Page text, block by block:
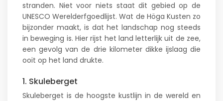
stranden. Niet voor niets staat dit gebied op de
UNESCO Werelderfgoedlijst. Wat de Höga Kusten zo
bijzonder maakt, is dat het landschap nog steeds
in beweging is. Hier rijst het land letterlijk uit de zee,
een gevolg van de drie kilometer dikke ijslaag die
ooit op het land drukte.
1. Skuleberget
Skuleberget is de hoogste kustlijn in de wereld en